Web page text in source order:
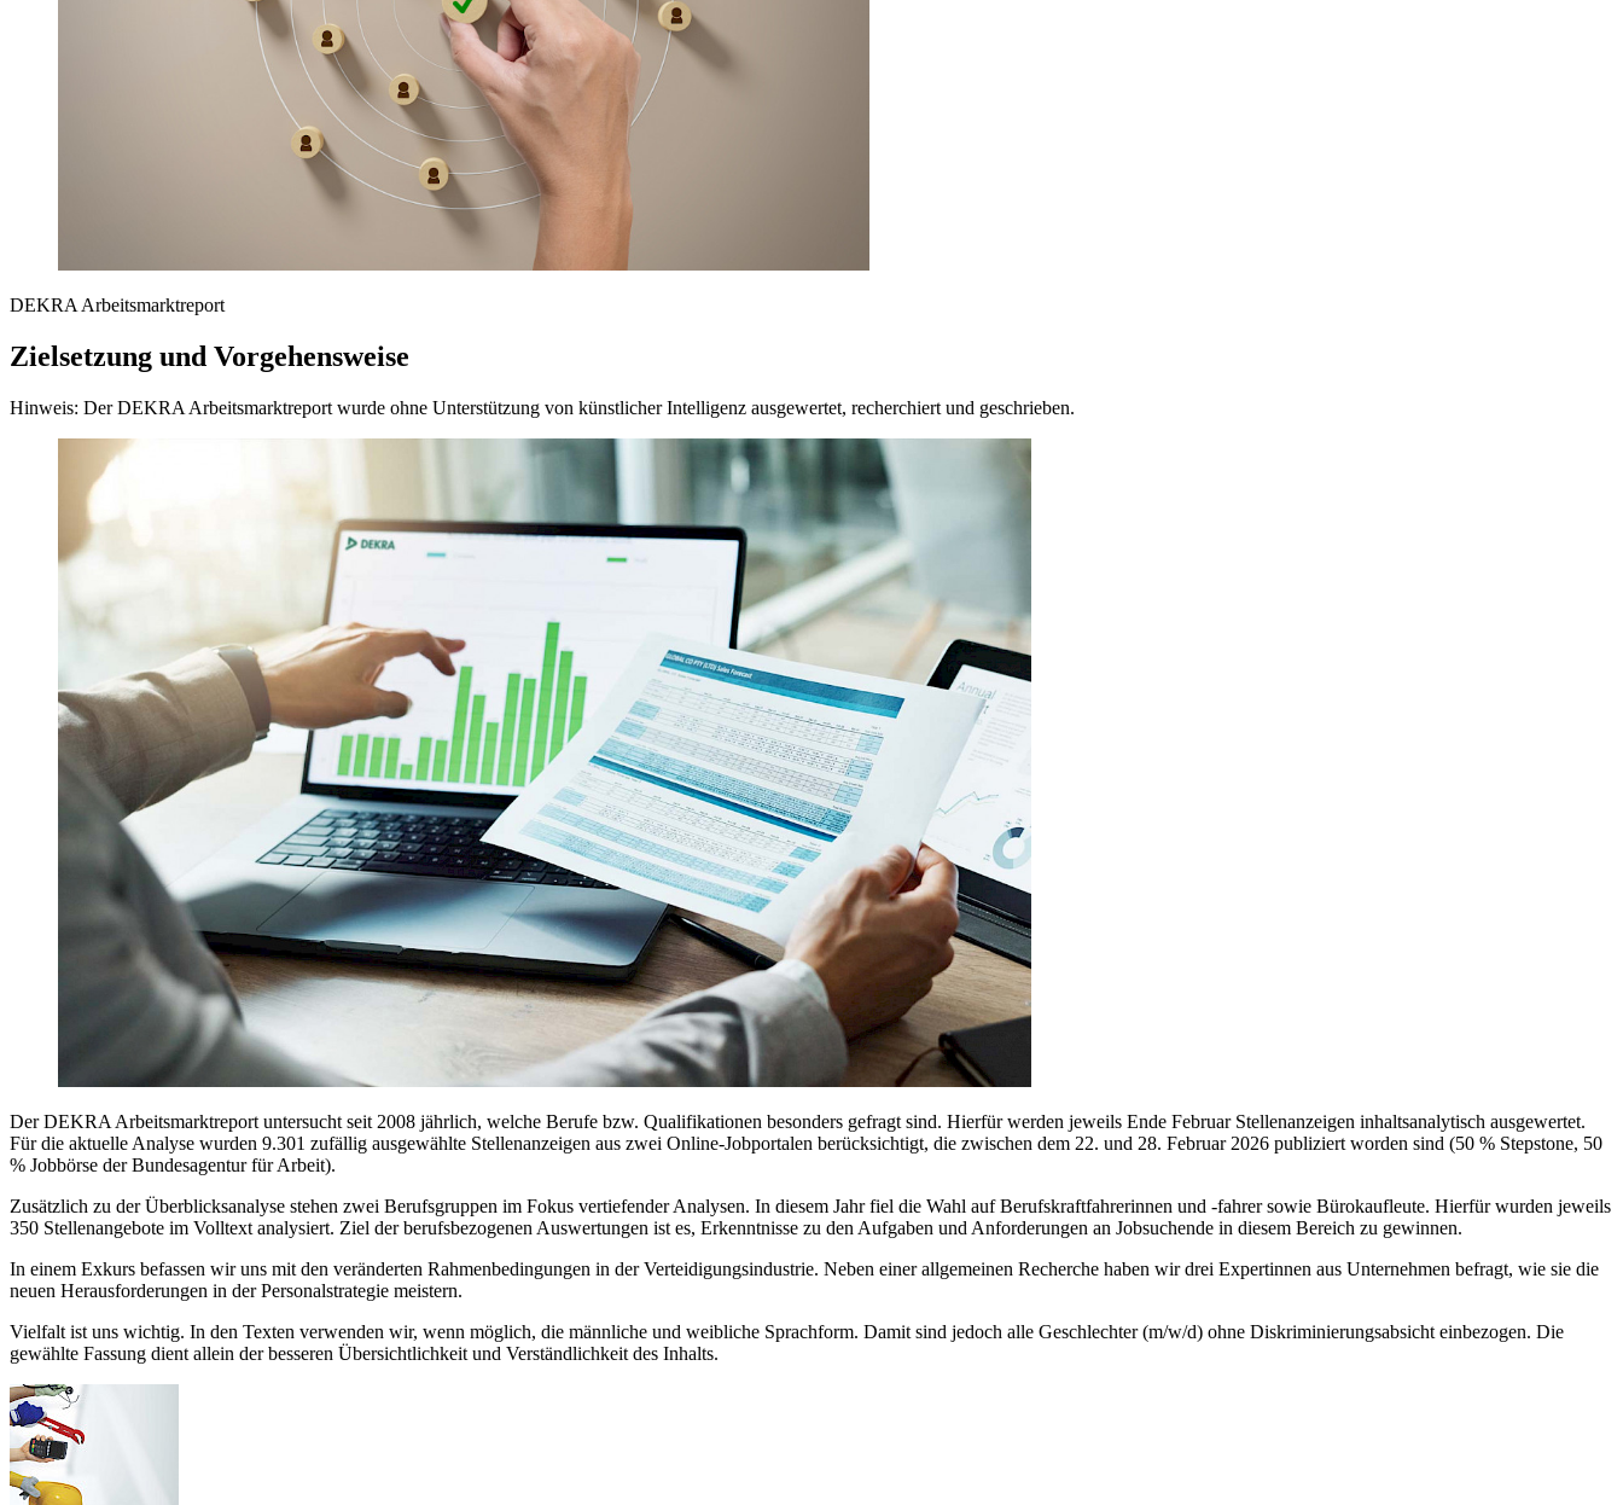
DEKRA Arbeitsmarktreport
Zielsetzung und Vorgehensweise
Hinweis: Der DEKRA Arbeitsmarktreport wurde ohne Unterstützung von künstlicher Intelligenz ausgewertet, recherchiert und geschrieben.
Der DEKRA Arbeitsmarktreport untersucht seit 2008 jährlich, welche Berufe bzw. Qualifikationen besonders gefragt sind. Hierfür werden jeweils Ende Februar Stellenanzeigen inhaltsanalytisch ausgewertet.
Für die aktuelle Analyse wurden 9.301 zufällig ausgewählte Stellenanzeigen aus zwei Online-Jobportalen berücksichtigt, die zwischen dem 22. und 28. Februar 2026 publiziert worden sind (50 % Stepstone, 50
% Jobbörse der Bundesagentur für Arbeit).
Zusätzlich zu der Überblicksanalyse stehen zwei Berufsgruppen im Fokus vertiefender Analysen. In diesem Jahr fiel die Wahl auf Berufskraftfahrerinnen und -fahrer sowie Bürokaufleute. Hierfür wurden jeweils
350 Stellenangebote im Volltext analysiert. Ziel der berufsbezogenen Auswertungen ist es, Erkenntnisse zu den Aufgaben und Anforderungen an Jobsuchende in diesem Bereich zu gewinnen.
In einem Exkurs befassen wir uns mit den veränderten Rahmenbedingungen in der Verteidigungsindustrie. Neben einer allgemeinen Recherche haben wir drei Expertinnen aus Unternehmen befragt, wie sie die
neuen Herausforderungen in der Personalstrategie meistern.
Vielfalt ist uns wichtig. In den Texten verwenden wir, wenn möglich, die männliche und weibliche Sprachform. Damit sind jedoch alle Geschlechter (m/w/d) ohne Diskriminierungsabsicht einbezogen. Die
gewählte Fassung dient allein der besseren Übersichtlichkeit und Verständlichkeit des Inhalts.